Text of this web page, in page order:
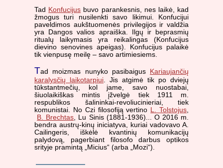
Tad Konfucijus buvo parankesnis, nes laikė, kad
žmogus turi nusilenkti savo likimui. Konfucijui
paveldimos aukštuomenės privilegijos ir valdžia
yra Dangos valios apraiška. Ilgų ir beprasmių
ritualų laikymasis yra reikalingas (Konfucijus
dievino senovines apeigas). Konfucijus palaikė
tik vienpusę meilę – savo artimiesiems.
Tad moizmas nunyko pasibaigus Kariaujančių
karalysčių laikotarpiui . Jis atgimė tik po dviejų
tūkstantmečių, kol jame, savo nuostabai,
šiuolaikiškas mintis įžvelgė tiek 1911 m.
respublikos šalininkai-revoliucinieriai, tiek
komunistai. No Czi filosofiją vertino L. Tolstojus
B. Brechtas , Lu Sinis (1881-1936)... O 2016 m.
bendra austrų-kinų iniciatyva, kuriai vadovavo A.
Cailingeris, iškėlė kvantinių komunikacijų
palydovą, pagerbiant filosofo darbus optikos
srityje pramintą „Micius“ (arba „Mozi“).